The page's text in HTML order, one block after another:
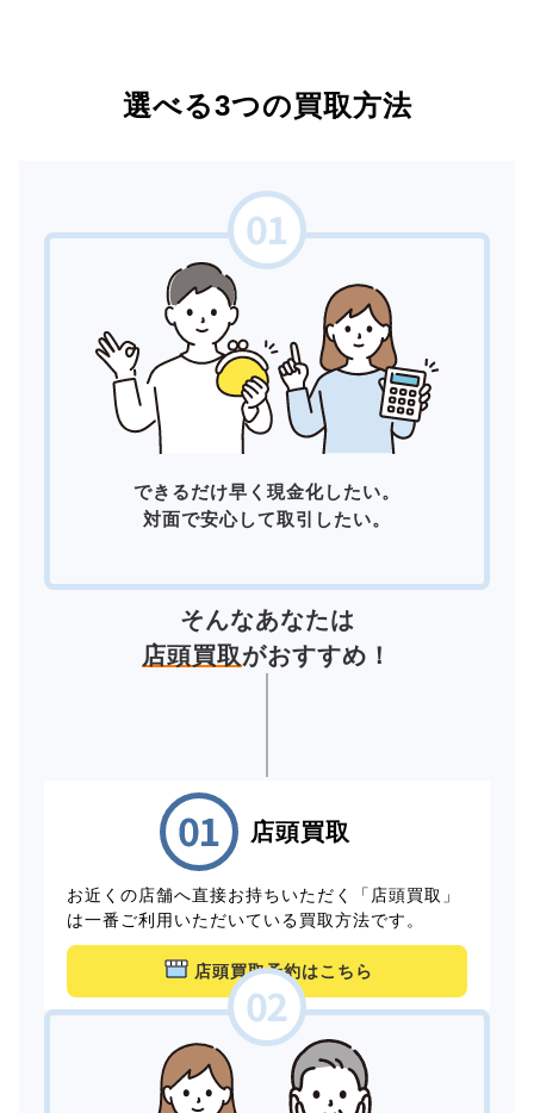
選べる3つの買取方法
できるだけ早く現金化したい。
対面で安心して取引したい。
そんなあなたは
店頭買取がおすすめ！
店頭買取
お近くの店舗へ直接お持ちいただく「店頭買取」
は一番ご利用いただいている買取方法です。
店頭買取予約はこちら